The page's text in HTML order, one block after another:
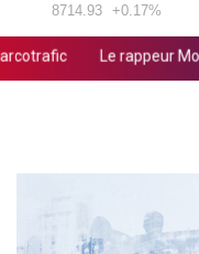
8714.93 +0.17%
Le rappeur Moha